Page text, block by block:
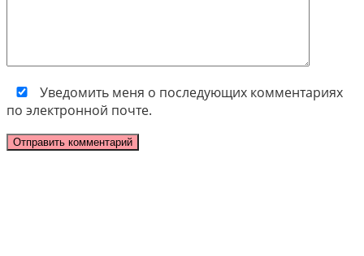
Уведомить меня о последующих комментариях
по электронной почте.